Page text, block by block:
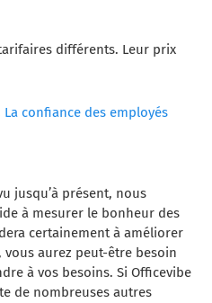
différents. Leur prix
La confiance des employés
jusqu’à présent, nous
à mesurer le bonheur des
certainement à améliorer
vous aurez peut-être besoin
à vos besoins. Si Officevibe
de nombreuses autres